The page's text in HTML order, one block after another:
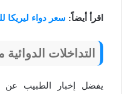
اقرأ أيضاً: سعر دواء ليريكا
التداخلات
يفضل إخبار الطبيب عن